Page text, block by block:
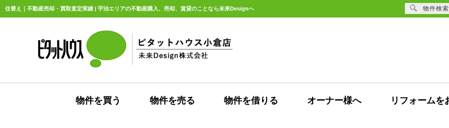
住替え｜不動産売却・買取査定実績 | 宇治エリアの不動産購入、売却、賃貸のことなら未来Designへ
物件を買う 物件を売る 物件を借りる オーナー様へ リフォームを
物件検索